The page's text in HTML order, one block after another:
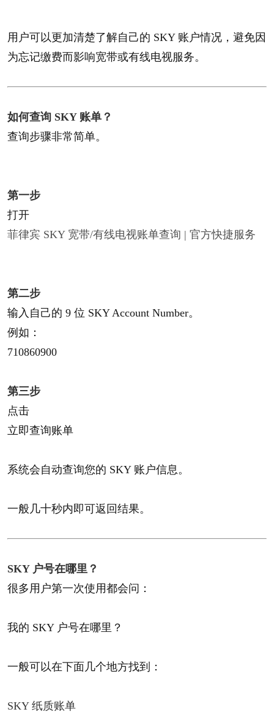
用户可以更加清楚了解自己的 SKY 账户情况，避免因
为忘记缴费而影响宽带或有线电视服务。
如何查询 SKY 账单？​
查询步骤非常简单。
第一步​
打开
菲律宾 SKY 宽带/有线电视账单查询 | 官方快捷服务
第二步​
输入自己的 9 位 SKY Account Number。
例如：
710860900
第三步​
点击
立即查询账单
系统会自动查询您的 SKY 账户信息。
一般几十秒内即可返回结果。
SKY 户号在哪里？​
很多用户第一次使用都会问：
我的 SKY 户号在哪里？
一般可以在下面几个地方找到：
SKY 纸质账单